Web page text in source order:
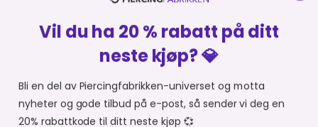
HJELP OG KONTAKT
OM PIERCINGFABRIKKEN
MER FRA PIERCINGFABRIKKEN
Vil du ha 20 % rabatt på ditt
neste kjøp? 💎
Bli en del av Piercingfabrikken-universet og motta
nyheter og gode tilbud på e-post, så sender vi deg en
20% rabattkode til ditt neste kjøp 💞